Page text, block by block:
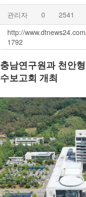
관리자 0 2541
http://
1792
충남연구원과 천안
수보고회 개최